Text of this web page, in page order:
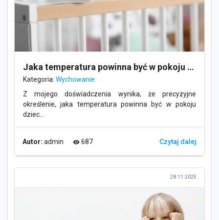
Jaka temperatura powinna być w pokoju dziecka?
Kategoria: Wychowanie
Z mojego doświadczenia wynika, że precyzyjne
określenie, jaka temperatura powinna być w pokoju
dziec...
Autor: admin visibility 687 Czytaj dalej
28.11.2025